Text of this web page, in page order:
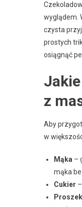
wyglądem.
czysta
prostych
osiągnąć
z
Aby
w
Mąka –
mąka
Cukier